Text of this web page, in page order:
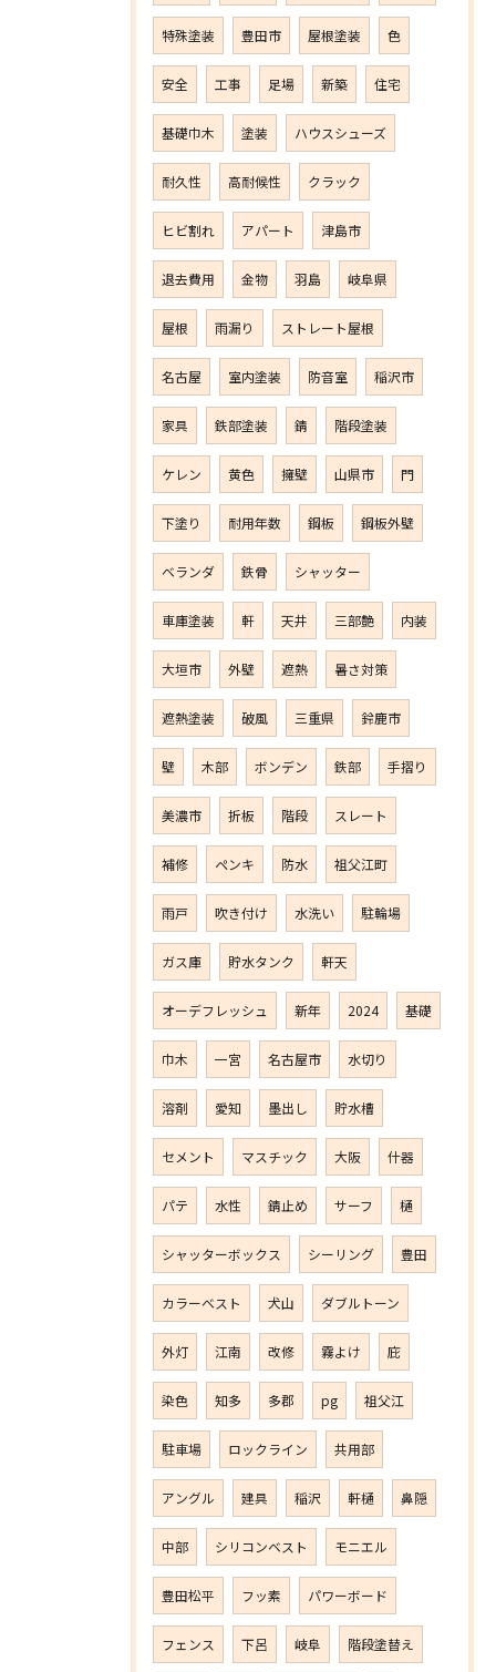
特殊塗装 豊田市 屋根塗装 色
安全 工事 足場 新築 住宅
基礎巾木 塗装 ハウスシューズ
耐久性 高耐候性 クラック
ヒビ割れ アパート 津島市
退去費用 金物 羽島 岐阜県
屋根 雨漏り ストレート屋根
名古屋 室内塗装 防音室 稲沢市
家具 鉄部塗装 錆 階段塗装
ケレン 黄色 擁壁 山県市 門
下塗り 耐用年数 鋼板 鋼板外壁
ベランダ 鉄骨 シャッター
車庫塗装 軒 天井 三部艶 内装
大垣市 外壁 遮熱 暑さ対策
遮熱塗装 破風 三重県 鈴鹿市
壁 木部 ボンデン 鉄部 手摺り
美濃市 折板 階段 スレート
補修 ペンキ 防水 祖父江町
雨戸 吹き付け 水洗い 駐輪場
ガス庫 貯水タンク 軒天
オーデフレッシュ 新年 2024 基礎
巾木 一宮 名古屋市 水切り
溶剤 愛知 墨出し 貯水槽
セメント マスチック 大阪 什器
パテ 水性 錆止め サーフ 樋
シャッターボックス シーリング 豊田
カラーベスト 犬山 ダブルトーン
外灯 江南 改修 霧よけ 庇
染色 知多 多郡 pg 祖父江
駐車場 ロックライン 共用部
アングル 建具 稲沢 軒樋 鼻隠
中部 シリコンベスト モニエル
豊田松平 フッ素 パワーボード
フェンス 下呂 岐阜 階段塗替え